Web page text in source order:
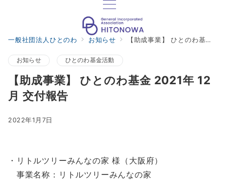
一般社団法人ひとのわ お知らせ 【助成事業】 ひとのわ基金 2021年 12月 交付報告
お知らせ ひとのわ基金活動
【助成事業】 ひとのわ基金 2021年 12
月 交付報告
2022年1月7日
・リトルツリーみんなの家 様（大阪府）
事業名称：リトルツリーみんなの家